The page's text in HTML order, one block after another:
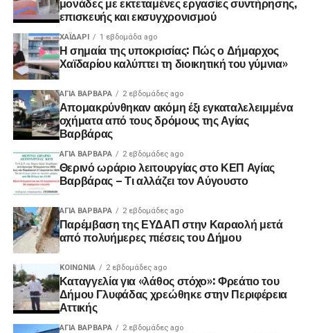
επισκευής και εκσυγχρονισμού
ΧΑΪΔΑΡΙ 1 εβδομάδα ago
Η σημαία της υποκρισίας: Πώς ο Δήμαρχος
Χαϊδαρίου καλύπτει τη διοικητική του γύμνια»
ΑΓΙΑ ΒΑΡΒΑΡΑ 2 εβδομάδες ago
Απομακρύνθηκαν ακόμη έξι εγκαταλελειμμένα
οχήματα από τους δρόμους της Αγίας
Βαρβάρας
ΑΓΙΑ ΒΑΡΒΑΡΑ 2 εβδομάδες ago
Θερινό ωράριο λειτουργίας στο ΚΕΠ Αγίας
Βαρβάρας – Τι αλλάζει τον Αύγουστο
ΑΓΙΑ ΒΑΡΒΑΡΑ 2 εβδομάδες ago
Παρέμβαση της ΕΥΔΑΠ στην Καραολή μετά
από πολυήμερες πιέσεις του Δήμου
ΚΟΙΝΩΝΊΑ 2 εβδομάδες ago
Καταγγελία για «λάθος στόχο»: Φρεάτιο του
Δήμου Γλυφάδας χρεώθηκε στην Περιφέρεια
Αττικής
ΑΓΙΑ ΒΑΡΒΑΡΑ 2 εβδομάδες ago